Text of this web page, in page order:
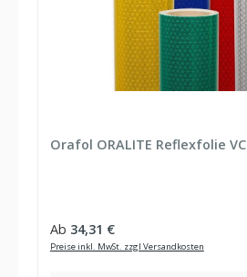
Orafol ORALITE Reflexfolie
Regulärer Preis:
Ab 34,31 €
Preise inkl. MwSt. zzgl Versandkosten